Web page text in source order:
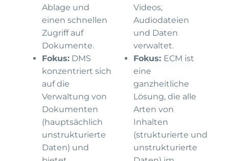
Ablage und
einen schnellen
Zugriff auf
Dokumente.
Fokus: DMS
konzentriert sich
auf die
Verwaltung von
Dokumenten
(hauptsächlich
unstrukturierte
Daten) und
Videos,
Audiodateien
und Daten
verwaltet.
Fokus: ECM ist
eine
ganzheitliche
Lösung, die alle
Arten von
Inhalten
(strukturierte und
unstrukturierte